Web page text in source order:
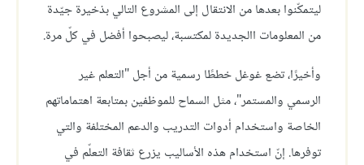
ليتمكّنوا بعدها من الانتقال إلى المشروع التالي بذخيرة جيّدة
من المعلومات االجديدة لمكتسبة، ليصبحوا أفضل في كلّ مرة.
وأخيرًا، تضع غوغل خططًا رسمية من أجل "التعلم غير
الرسمي والمستمر"، مثل السماح للموظفين بمتابعة اهتماماتهم
الخاصة واستخدام أدوات التدريب والدعم المختلفة والتي
توفرها. إنّ استخدام هذه الأساليب يزرع ثقافة التعلّم في